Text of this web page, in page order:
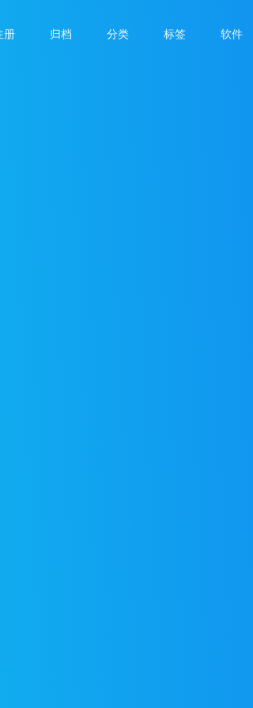
册 归档 分类 标签 软件